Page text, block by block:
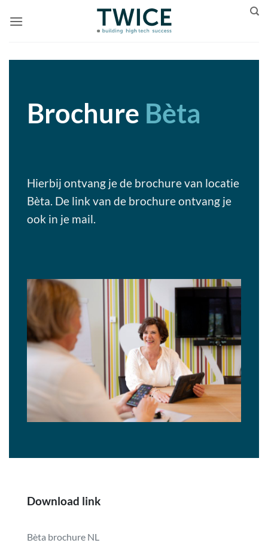
naar
Brochure Bèta
Hierbij ontvang je de brochure van locatie
Bèta. De link van de brochure ontvang je
ook in je mail.
Download link
Bèta brochure NL